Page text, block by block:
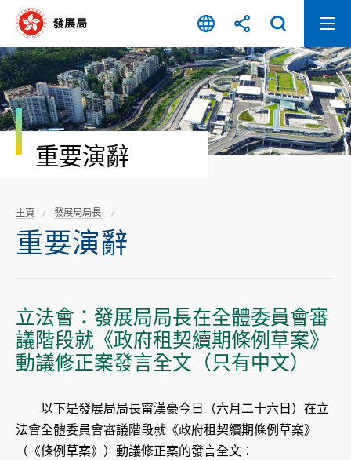
容
開
始
重要演辭
主頁 發展局局長
重要演辭
立法會：發展局局長在全體委員會審
議階段就《政府租契續期條例草案》
動議修正案發言全文（只有中文）
以下是發展局局長甯漢豪今日（六月二十六日）在立
法會全體委員會審議階段就《政府租契續期條例草案》
（《條例草案》）動議修正案的發言全文︰